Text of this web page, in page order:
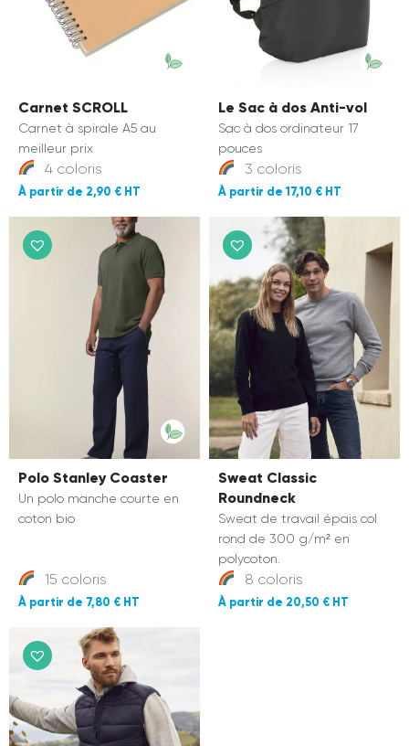
Carnet SCROLL
Carnet à spirale A5 au
meilleur prix
4 coloris
2,90 €
Le Sac à dos Anti-vol
Sac à dos ordinateur 17
pouces
3 coloris
17,10 €
Polo Stanley Coaster
Un polo manche courte en
coton bio
15 coloris
7,80 €
Sweat Classic
Roundneck
Sweat de travail épais col
rond de 300 g/m² en
polycoton.
8 coloris
20,50 €